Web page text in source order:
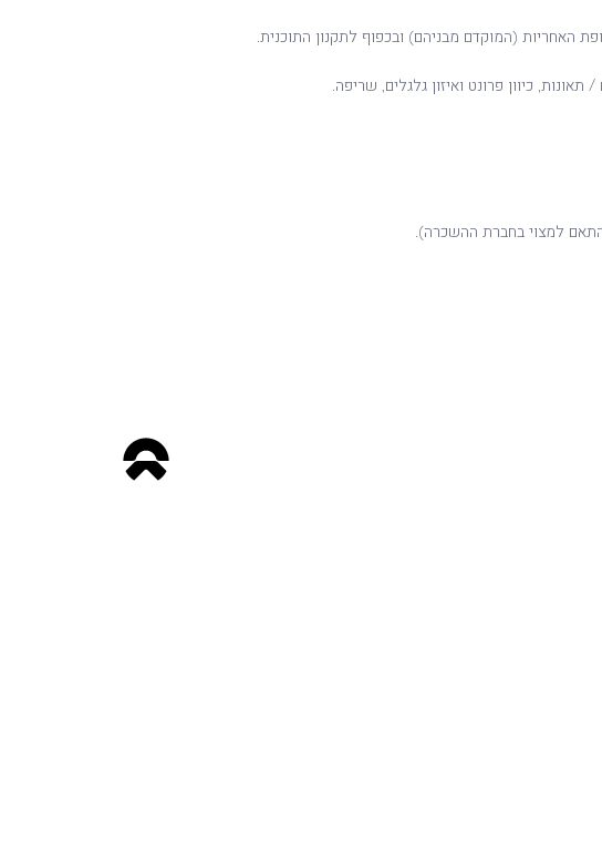
כיוון פרונט ואיזון גלגלים, שריפה.
למצוי בחברת ההשכרה).